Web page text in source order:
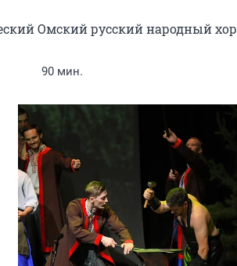
Омский русский народный хор
90 мин.